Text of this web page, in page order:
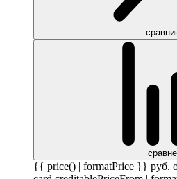
{{ price() | formatPrice }} руб.